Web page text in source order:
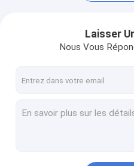
BCN affilant des roues
Roues de BCN pour
Laisser
Nous Vous